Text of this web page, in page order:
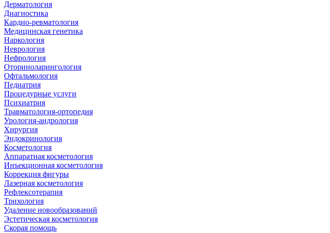
Дерматология
Диагностика
Кардио-ревматология
Медицинская генетика
Наркология
Неврология
Нефрология
Оториноларингология
Офтальмология
Педиатрия
Процедурные услуги
Психиатрия
Травматология-ортопедия
Урология-андрология
Хирургия
Эндокринология
Косметология
Аппаратная косметология
Инъекционная косметология
Коррекция фигуры
Лазерная косметология
Рефлексотерапия
Трихология
Удаление новообразований
Эстетическая косметология
Скорая помощь